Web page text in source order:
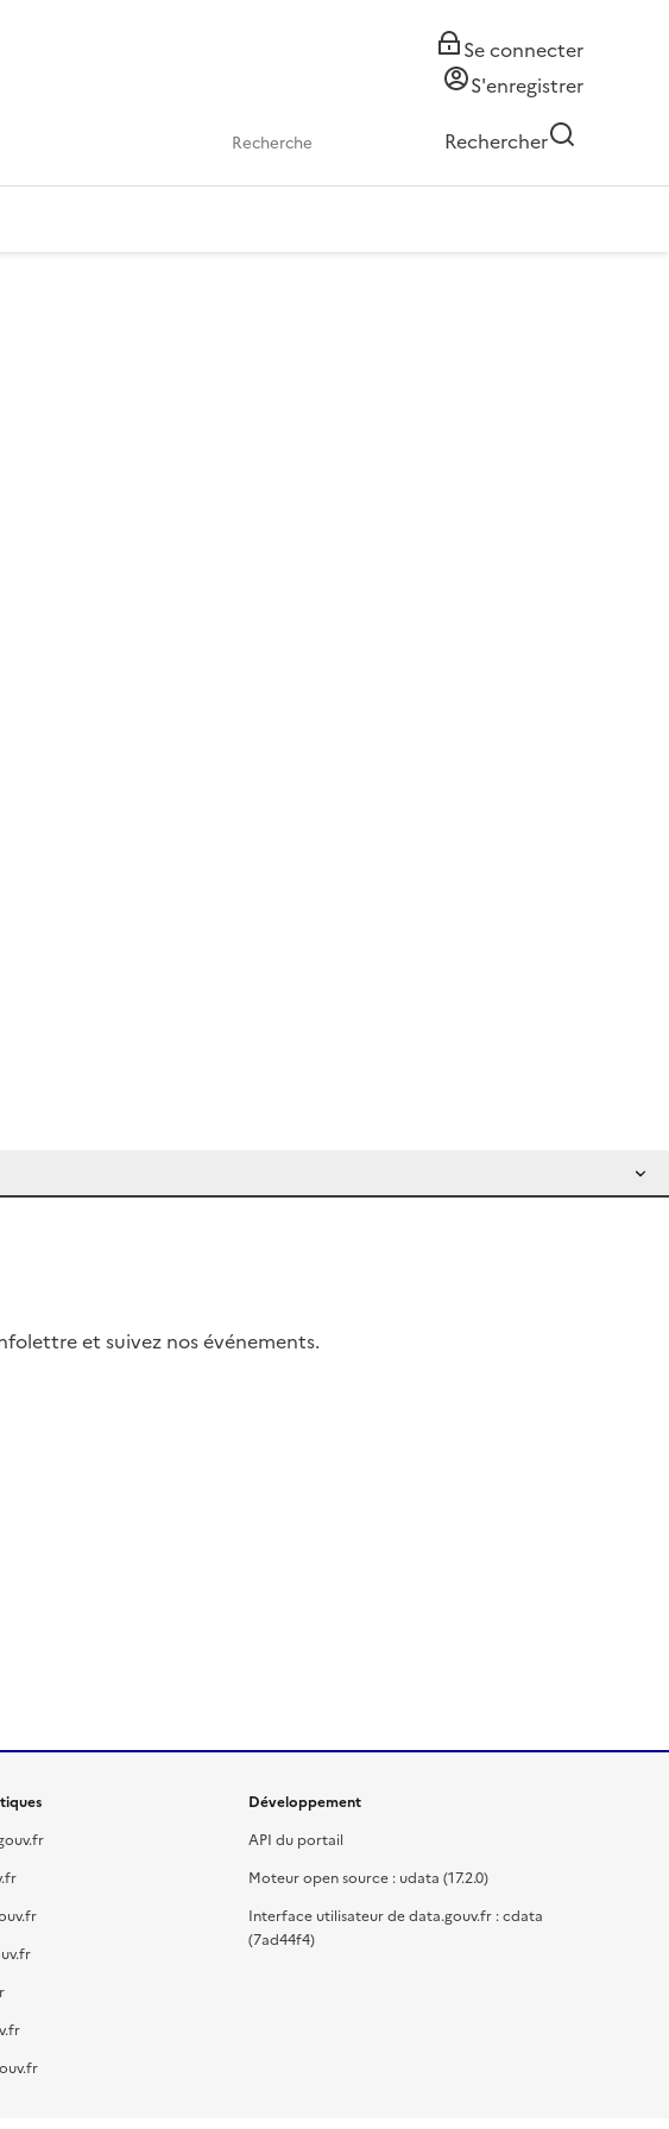
Se connecter
S'enregistrer
Rechercher
et suivez nos événements.
Développement
API du portail
Moteur open source : udata (17.2.0)
Interface utilisateur de data.gouv.fr : cdata
(7ad44f4)